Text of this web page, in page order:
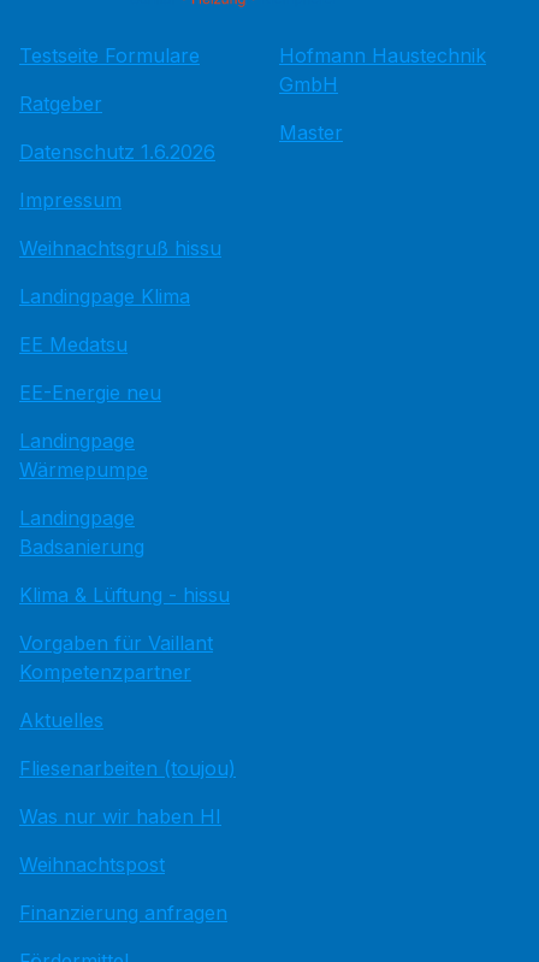
Testseite Formulare
Ratgeber
Datenschutz 1.6.2026
Impressum
Weihnachtsgruß hissu
Landingpage Klima
EE Medatsu
EE-Energie neu
Landingpage
Wärmepumpe
Landingpage
Badsanierung
Klima & Lüftung - hissu
Vorgaben für Vaillant
Kompetenzpartner
Aktuelles
Fliesenarbeiten (toujou)
Was nur wir haben HI
Weihnachtspost
Finanzierung anfragen
Hofmann Haustechnik
GmbH
Master